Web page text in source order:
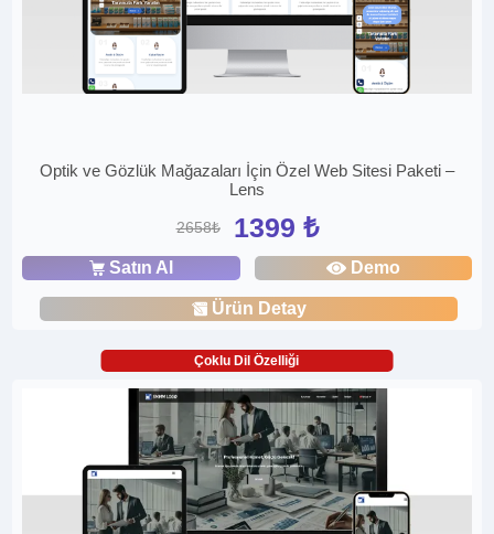
Optik ve Gözlük Mağazaları İçin Özel Web Sitesi Paketi –
Lens
2658₺ 1399 ₺
Satın Al Demo
Ürün Detay
Çoklu Dil Özelliği